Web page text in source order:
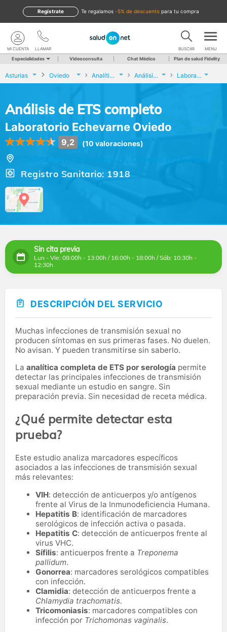
te regalamos -5% de descuento para tu compra
Regístrate
LLAMAR
MI CUENTA BUSCAR MENU
Especialidades Videoconsulta Chat Médico Plan de salud Fidelity
Asturias Oviedo Analíticas y Genética Análisis de ETS completo Laboratorio Echevarne Oviedo
Análisis de ETS completo
Laboratorio Echevarne Oviedo
9,2 (10 valoraciones)
Calle Pedro Masaveu, 9, Oviedo (Asturias)
Registro Sanitario: 1918
Sin cita previa
Lun - Vie: 08:00h - 13:00h / 16:00h - 18:00h / Sáb: 10:30h -
12:30h
DESCRIPCIÓN DEL SERVICIO
Muchas infecciones de transmisión sexual no
producen síntomas en sus primeras fases. No duelen.
No avisan. Y pueden transmitirse sin saberlo.
La analítica completa de ETS por serología permite
detectar las principales infecciones de transmisión
sexual mediante un estudio en sangre. Sin
preparación previa. Sin necesidad de receta médica.
¿Qué permite detectar esta
prueba?
Este estudio analiza marcadores específicos
asociados a las infecciones de transmisión sexual
más relevantes:
VIH: detección de anticuerpos y/o antígenos
frente al Virus de la Inmunodeficiencia Humana.
Hepatitis B: identificación de marcadores
serológicos de infección activa o pasada.
Hepatitis C: detección de anticuerpos frente al
virus VHC.
Sífilis: anticuerpos frente a Treponema
pallidum.
Gonorrea: marcadores serológicos compatibles
con infección.
Clamidia: detección de anticuerpos frente a
Chlamydia trachomatis.
Tricomoniasis: marcadores compatibles con
infección por Trichomonas vaginalis.